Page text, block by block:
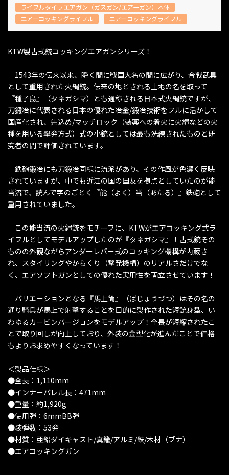
ライフルタイプエアガン（ガスガン/エアーガン）本体
エアーコッキングライフル
エアーコッキングライフル
KTW製古式銃コッキングエアガンシリーズ！
1543年の伝来以来、瞬く間に戦国大名の間に広がり、合戦武具
として重用された火縄銃。伝来の地とされる土地の名を取って
『種子島』（タネガシマ）とも通称される日本式火縄銃ですが、
刀鍛冶に代表される日本の優れた冶金/鍛冶技術をフルに活かして
国産化され、先込め/マッチロック（装薬への着火に火縄などの火
種を用いる撃発方式）式の小銃としては最も洗練されたものと研
究者の間で評価されています。
鉄砲鍛冶にも刀鍛冶同様に流派があり、その作風が色濃く反映
されていますが、中でも近江の国の国友を拠点としていたのが能
当流で、読んで字のごとく『能（よく）当（あたる）』鉄砲として
重用されていました。
この能当流の火縄銃をモチーフに、KTWがエアコッキング式ラ
イフルとしてモデルアップしたのが『タネガシマ』！古式銃その
ものの外観ながらアンダーレバー式のコッキング機構が内蔵さ
れ、スタイリングやからくり（撃発機構）のリアルさだけでな
く、エアソフトガンとしての優れた実用性を両立させています！
バリエーションとなる『馬上筒』（ばじょうづつ）はその名の
通り騎兵が馬上で射撃することを目的に製作された短銃身型、い
わゆるカービンバージョンをモデルアップ！全長が短縮されたこ
とで取り回しが向上しており、外装の金型化が進んだことで価格
もよりお求めやすくなっています！
＜製品仕様＞
●全長：1,110mm
●インナーバレル長：471mm
●重量：約1,920g
●使用弾：6mmBB弾
●装弾数：53発
●材質：亜鉛ダイキャスト/真鍮/アルミ/鉄/木材（ブナ）
●エアコッキングガン